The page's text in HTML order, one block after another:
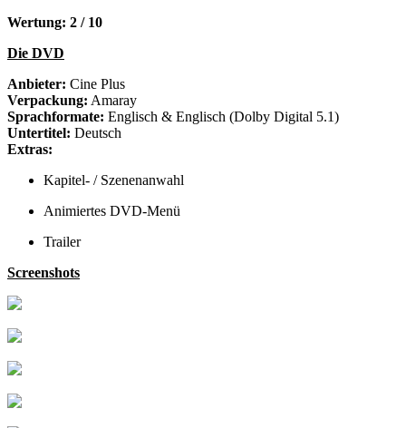
Wertung: 2 / 10
Die DVD
Anbieter: Cine Plus
Verpackung: Amaray
Sprachformate: Englisch & Englisch (Dolby Digital 5.1)
Untertitel: Deutsch
Extras:
Kapitel- / Szenenanwahl
Animiertes DVD-Menü
Trailer
Screenshots